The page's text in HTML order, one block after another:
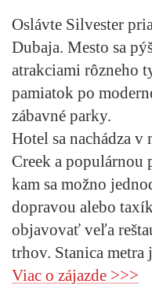
Oslávte Silvester
Dubaja. Mesto sa
atrakciami rôzneho
pamiatok po
zábavné parky.
Hotel sa nachádza v
Creek a populárnou
kam sa možno
dopravou alebo
objavovať veľa
trhov. Stanica metra
Viac o zájazde >>>